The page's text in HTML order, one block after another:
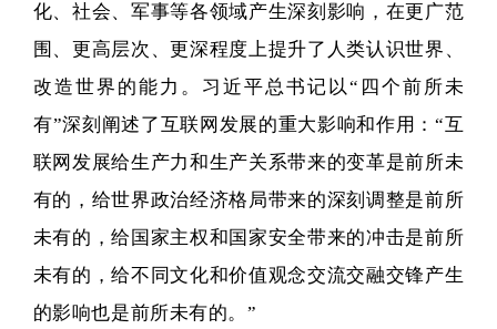
化、社会、军事等各领域产生深刻影响，在更广范
围、更高层次、更深程度上提升了人类认识世界、
改造世界的能力。习近平总书记以“四个前所未
有”深刻阐述了互联网发展的重大影响和作用：“互
联网发展给生产力和生产关系带来的变革是前所未
有的，给世界政治经济格局带来的深刻调整是前所
未有的，给国家主权和国家安全带来的冲击是前所
未有的，给不同文化和价值观念交流交融交锋产生
的影响也是前所未有的。”